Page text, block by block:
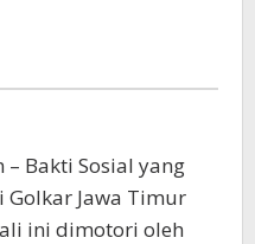
Bakti Sosial yang
Jawa Timur
ini dimotori oleh